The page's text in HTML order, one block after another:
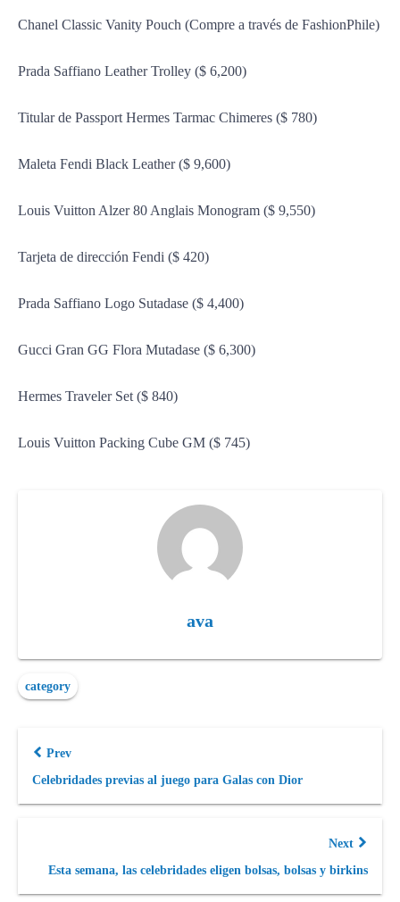
Chanel Classic Vanity Pouch (Compre a través de FashionPhile)
Prada Saffiano Leather Trolley ($ 6,200)
Titular de Passport Hermes Tarmac Chimeres ($ 780)
Maleta Fendi Black Leather ($ 9,600)
Louis Vuitton Alzer 80 Anglais Monogram ($ 9,550)
Tarjeta de dirección Fendi ($ 420)
Prada Saffiano Logo Sutadase ($ 4,400)
Gucci Gran GG Flora Mutadase ($ 6,300)
Hermes Traveler Set ($ 840)
Louis Vuitton Packing Cube GM ($ 745)
ava
category
Prev
Celebridades previas al juego para Galas con Dior
Next
Esta semana, las celebridades eligen bolsas, bolsas y birkins